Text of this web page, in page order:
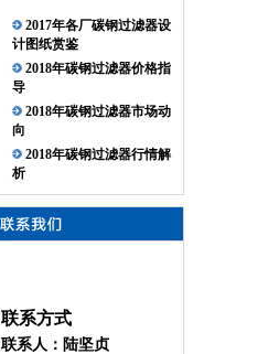
2017年各厂碳钢过滤器设
计图纸赏鉴
2018年碳钢过滤器价格指
导
2018年碳钢过滤器市场动
向
2018年碳钢过滤器行情解
析
联系方式
联系人：陆坚贞